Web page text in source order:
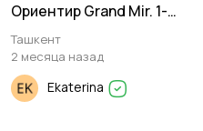
Ориентир Grand Mir. 1-
комнатная.
Ташкент
2 месяца назад
Ekaterina